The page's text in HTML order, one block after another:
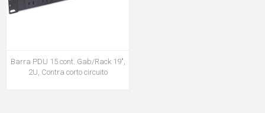
Barra PDU 15 cont. Gab/Rack 19",
2U, Contra corto circuito